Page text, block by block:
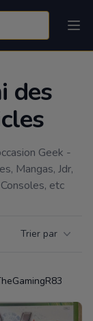
des
Geek -
Mangas, Jdr,
etc
Trier par